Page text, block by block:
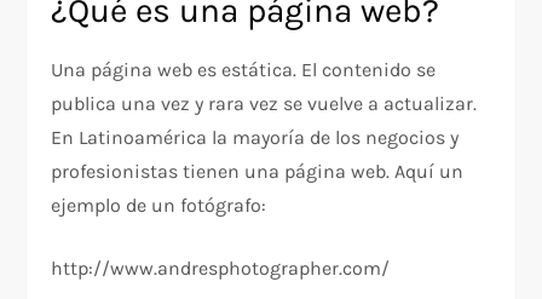
¿Qué es una página web?
Una página web es estática. El contenido se
publica una vez y rara vez se vuelve a actualizar.
En Latinoamérica la mayoría de los negocios y
profesionistas tienen una página web. Aquí un
ejemplo de un fotógrafo:
http://www.andresphotographer.com/